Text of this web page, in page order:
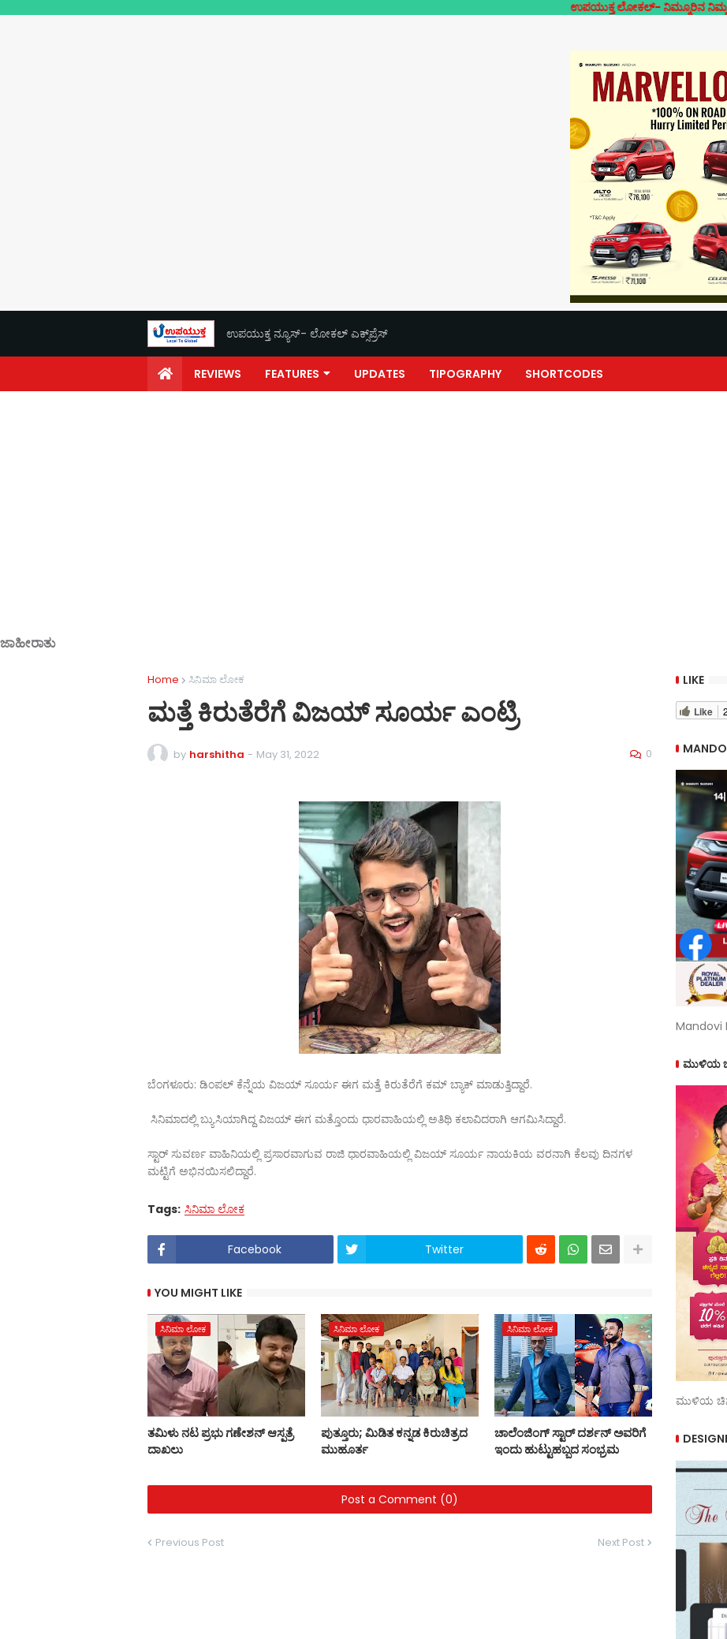
ಉಪಯುಕ್ತ ಲೋಕಲ್- ನಿಮ್ಮೂರಿನ ನಿಮ್ಮದೇ ಸುದ್ದಿಗಳ
ಉಪಯುಕ್ತ ನ್ಯೂಸ್- ಲೋಕಲ್ ಎಕ್ಸ್‌ಪ್ರೆಸ್‌
REVIEWS FEATURES UPDATES TIPOGRAPHY SHORTCODES
ಜಾಹೀರಾತು
Home ಸಿನಿಮಾ ಲೋಕ
ಮತ್ತೆ ಕಿರುತೆರೆಗೆ ವಿಜಯ್ ಸೂರ್ಯ ಎಂಟ್ರಿ
by harshitha - May 31, 2022 0
ಬೆಂಗಳೂರು: ಡಿಂಪಲ್ ಕೆನ್ನೆಯ ವಿಜಯ್ ಸೂರ್ಯ ಈಗ ಮತ್ತೆ ಕಿರುತೆರೆಗೆ ಕಮ್ ಬ್ಯಾಕ್ ಮಾಡುತ್ತಿದ್ದಾರೆ.
ಸಿನಿಮಾದಲ್ಲಿ ಬ್ಯುಸಿಯಾಗಿದ್ದ ವಿಜಯ್ ಈಗ ಮತ್ತೊಂದು ಧಾರವಾಹಿಯಲ್ಲಿ ಅತಿಥಿ ಕಲಾವಿದರಾಗಿ ಆಗಮಿಸಿದ್ದಾರೆ.
ಸ್ಟಾರ್ ಸುವರ್ಣ ವಾಹಿನಿಯಲ್ಲಿ ಪ್ರಸಾರವಾಗುವ ರಾಜಿ ಧಾರವಾಹಿಯಲ್ಲಿ ವಿಜಯ್ ಸೂರ್ಯ ನಾಯಕಿಯ ವರನಾಗಿ ಕೆಲವು ದಿನಗಳ
ಮಟ್ಟಿಗೆ ಅಭಿನಯಿಸಲಿದ್ದಾರೆ.
Tags: ಸಿನಿಮಾ ಲೋಕ
Facebook Twitter
YOU MIGHT LIKE
ಸಿನಿಮಾ ಲೋಕ
ತಮಿಳು ನಟ ಪ್ರಭು ಗಣೇಶನ್ ಆಸ್ಪತ್ರೆ
ದಾಖಲು
ಸಿನಿಮಾ ಲೋಕ
ಪುತ್ತೂರು; ಮಿಡಿತ ಕನ್ನಡ ಕಿರುಚಿತ್ರದ
ಮುಹೂರ್ತ
ಸಿನಿಮಾ ಲೋಕ
ಚಾಲೆಂಜಿಂಗ್ ಸ್ಟಾರ್ ದರ್ಶನ್ ಅವರಿಗೆ
ಇಂದು ಹುಟ್ಟುಹಬ್ಬದ ಸಂಭ್ರಮ
Post a Comment (0)
Previous Post Next Post
LIKE
Like
Mandovi
ಮುಳಿಯ
ಮುಳಿಯ